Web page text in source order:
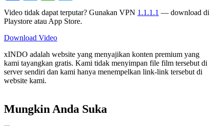
Video tidak dapat terputar? Gunakan VPN 1.1.1.1 — download di
Playstore atau App Store.
Download Video
xINDO adalah website yang menyajikan konten premium yang
kami tayangkan gratis. Kami tidak menyimpan file film tersebut di
server sendiri dan kami hanya menempelkan link-link tersebut di
website kami.
Mungkin Anda Suka